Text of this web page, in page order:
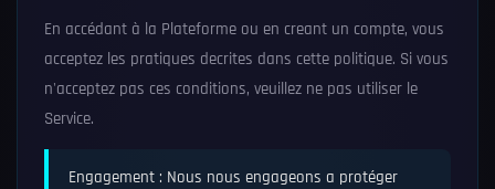
En accédant à la Plateforme ou en creant un compte, vous
acceptez les pratiques decrites dans cette politique. Si vous
n'acceptez pas ces conditions, veuillez ne pas utiliser le
Service.
Engagement : Nous nous engageons a protéger